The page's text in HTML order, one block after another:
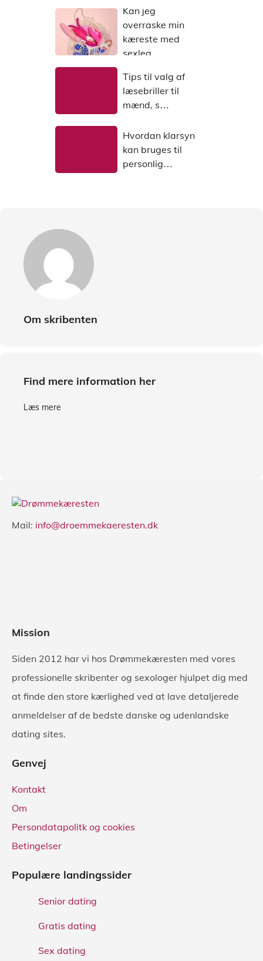
Kan jeg
overraske min
kæreste med
sexleg…
Tips til valg af
læsebriller til
mænd, s…
Hvordan klarsyn
kan bruges til
personlig…
Om skribenten
Find mere information her
Læs mere
Mail: info@droemmekaeresten.dk
Mission
Siden 2012 har vi hos Drømmekæresten med vores
professionelle skribenter og sexologer hjulpet dig med
at finde den store kærlighed ved at lave detaljerede
anmeldelser af de bedste danske og udenlandske
dating sites.
Genvej
Kontakt
Om
Persondatapolitk og cookies
Betingelser
Populære landingssider
Senior dating
Gratis dating
Sex dating